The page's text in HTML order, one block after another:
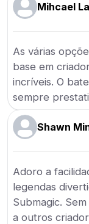
Mihcael La
As várias
base em
incríveis. O
sempre
Shawn
Adoro a
legendas
Submagic.
a outros